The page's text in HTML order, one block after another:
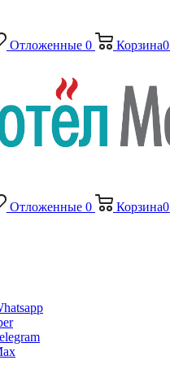
Отложенные 0 Корзина0
Отложенные 0 Корзина0